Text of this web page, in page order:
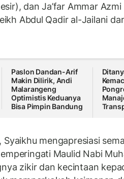
dan Ja’far Ammar
Abdul Qadir al-Jailani
Paslon Dandan-Arif
Makin Dilirik, Andi
Malarangeng
Optimistis Keduanya
Bisa Pimpin Bandung
Syaikhu mengapresiasi
Maulid Nabi
zikir dan kecintaan